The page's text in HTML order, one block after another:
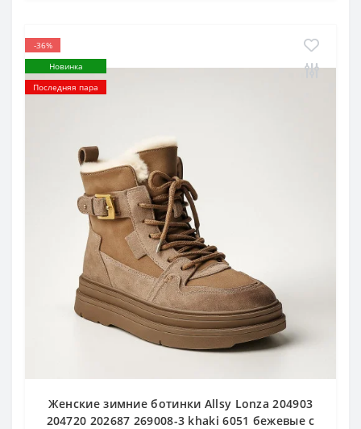
-36%
Новинка
Последняя пара
Женские зимние ботинки Allsy Lonza 204903
204720 202687 269008-3 khaki 6051 бежевые с